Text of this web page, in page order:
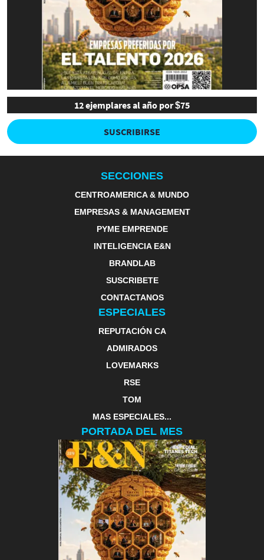
12 ejemplares al año por $75
SUSCRIBIRSE
SECCIONES
CENTROAMERICA & MUNDO
EMPRESAS & MANAGEMENT
PYME EMPRENDE
INTELIGENCIA E&N
BRANDLAB
SUSCRIBETE
CONTACTANOS
ESPECIALES
REPUTACIÓN CA
ADMIRADOS
LOVEMARKS
RSE
TOM
MAS ESPECIALES...
PORTADA DEL MES